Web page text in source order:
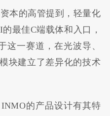
本的高管提到，轻量化
最佳C端载体和入口，
这一赛道，在光波导、
块建立了差异化的技术
的产品设计有其特